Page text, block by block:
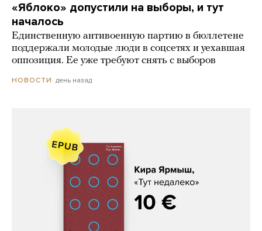
«Яблоко» допустили на выборы, и тут
началось
Единственную антивоенную партию в бюллетене
поддержали молодые люди в соцсетях и уехавшая
оппозиция. Ее уже требуют снять с выборов
НОВОСТИ день назад